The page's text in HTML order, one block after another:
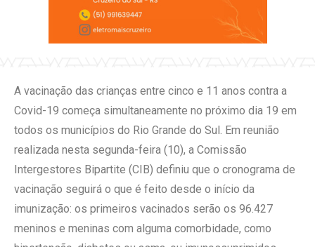
A vacinação das crianças entre cinco e 11 anos contra a
Covid-19 começa simultaneamente no próximo dia 19 em
todos os municípios do Rio Grande do Sul. Em reunião
realizada nesta segunda-feira (10), a Comissão
Intergestores Bipartite (CIB) definiu que o cronograma de
vacinação seguirá o que é feito desde o início da
imunização: os primeiros vacinados serão os 96.427
meninos e meninas com alguma comorbidade, como